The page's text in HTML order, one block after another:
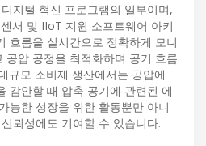
지털 혁신 프로그램의 일부이며,
서 및 IIoT 지원 소프트웨어 아키
흐름을 실시간으로 정확하게 모니
공압 공정을 최적화하며 공기 흐름
규모 소비재 생산에서는 공압에
감안할 때 압축 공기에 관련된 에
능한 성장을 위한 활동뿐만 아니
뢰성에도 기여할 수 있습니다.